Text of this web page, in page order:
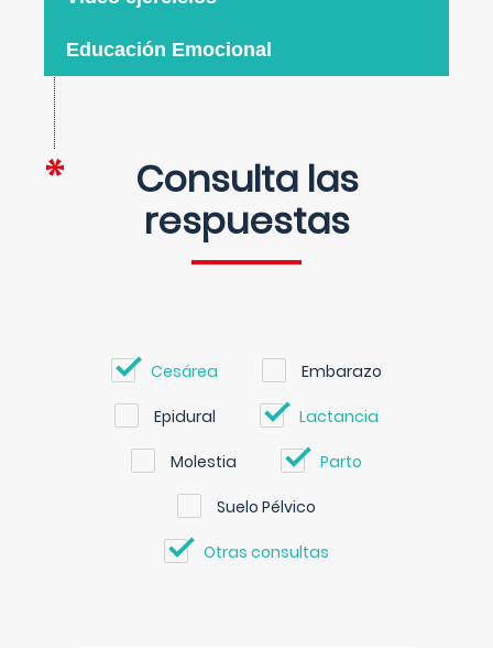
Educación Emocional
Consulta las
respuestas
Cesárea Embarazo
Epidural Lactancia
Molestia Parto
Suelo Pélvico
Otras consultas